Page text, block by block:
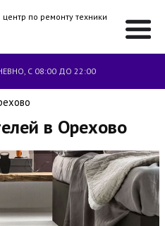
по ремонту техники
С 08:00 ДО 22:00
в Орехово